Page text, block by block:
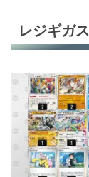
レジギガス